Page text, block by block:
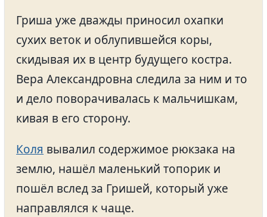
Гриша уже дважды приносил охапки
сухих веток и облупившейся коры,
скидывая их в центр будущего костра.
Вера Александровна следила за ним и то
и дело поворачивалась к мальчишкам,
кивая в его сторону.
Коля вывалил содержимое рюкзака на
землю, нашёл маленький топорик и
пошёл вслед за Гришей, который уже
направлялся к чаще.